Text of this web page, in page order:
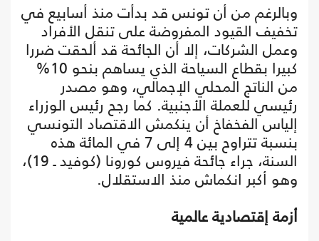
وبالرغم من أن تونس قد بدأت منذ أسابيع في
تخفيف القيود المفروضة على تنقل الأفراد
وعمل الشركات، إلا أن الجائحة قد ألحقت ضررا
كبيرا بقطاع السياحة الذي يساهم بنحو 10%
من الناتج المحلي الإجمالي، وهو مصدر
رئيسي للعملة الأجنبية. كما رجح رئيس الوزراء
إلياس الفخفاخ أن ينكمش الاقتصاد التونسي
بنسبة تتراوح بين 4 إلى 7 في المائة هذه
السنة، جراء جائحة فيروس كورونا (كوفيد ـ 19)،
وهو أكبر انكماش منذ الاستقلال.
أزمة إقتصادية عالمية